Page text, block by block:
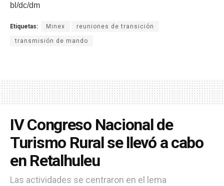
bl/dc/dm
Etiquetas: Minex reuniones de transición
transmisión de mando
IV Congreso Nacional de
Turismo Rural se llevó a cabo
en Retalhuleu
Las actividades se centraron en el lema